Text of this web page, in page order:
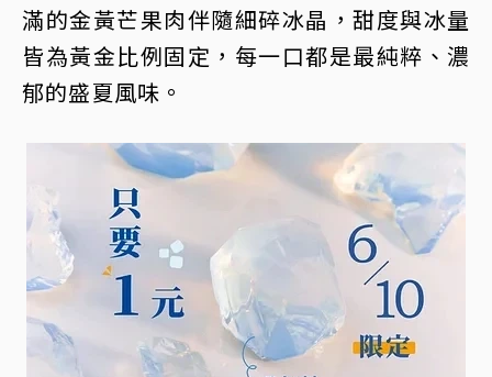
滿的金黃芒果肉伴隨細碎冰晶，甜度與冰量
皆為黃金比例固定，每一口都是最純粹、濃
郁的盛夏風味。